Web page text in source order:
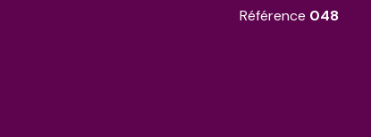
Référence 048